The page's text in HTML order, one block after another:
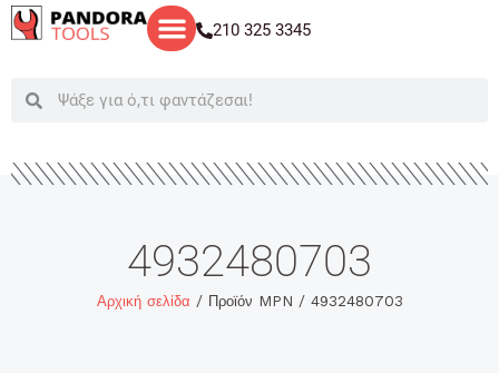
Μετάβαση
στο
210 325 3345
SearchSearch
4932480703
Αρχική σελίδα / Προϊόν MPN / 4932480703